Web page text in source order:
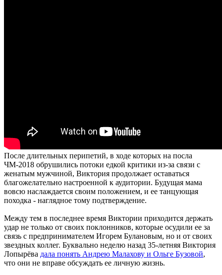
После длительных перипетий, в ходе которых на посла
ЧМ-2018 обрушились потоки едкой критики из-за связи с
женатым мужчиной, Виктория продолжает оставаться
благожелательно настроенной к аудитории. Будущая мама
вовсю наслаждается своим положением, и ее танцующая
походка - наглядное тому подтверждение.
Между тем в последнее время Виктории приходится держать
удар не только от своих поклонников, которые осудили ее за
связь с предпринимателем Игорем Булановым, но и от своих
звездных коллег. Буквально неделю назад 35-летняя Виктория
Лопырёва дала понять Андрею Малахову и Ольге Бузовой,
что они не вправе обсуждать ее личную жизнь.